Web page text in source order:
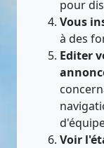
pour
Vous
à des
Editer
Voir